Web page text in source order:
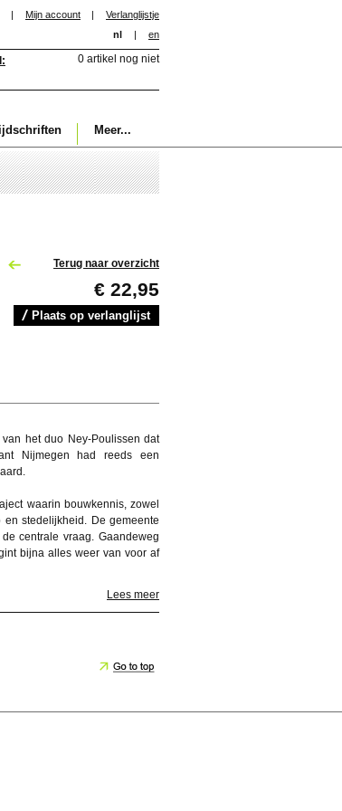
| Mijn account |
Verlanglijstje
nl
| en
0 artikel nog niet
Meer...
Terug naar overzicht
€ 22,95
Plaats op verlanglijst
het duo Ney-Poulissen dat
Nijmegen had reeds een
waarin bouwkennis, zowel
stedelijkheid. De gemeente
centrale vraag. Gaandeweg
bijna alles weer van voor af
Lees meer